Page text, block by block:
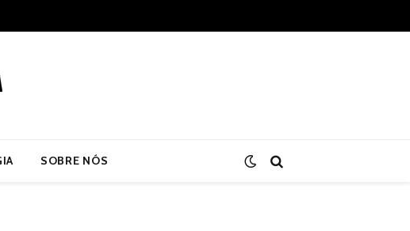
SOBRE NÓS